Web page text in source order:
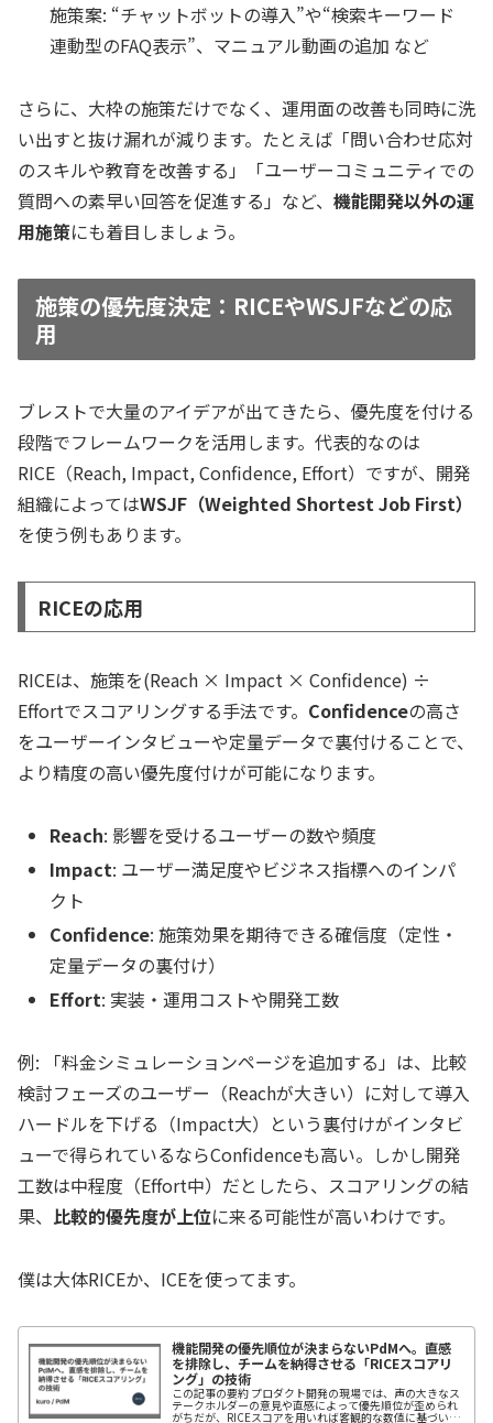
施策案: “チャットボットの導入”や“検索キーワード
連動型のFAQ表示”、マニュアル動画の追加 など
さらに、大枠の施策だけでなく、 運用面の改善も同時に洗
い出すと抜け漏れが減ります。たとえば「問い合わせ応対
のスキルや教育を改善する」「ユーザーコミュニティでの
質問への素早い回答を促進する」など、 機能開発以外の運
用施策にも着目しましょう。
施策の優先度決定：RICEやWSJFなどの応
用
ブレストで大量のアイデアが出てきたら、優先度を付ける
段階でフレームワークを活用します。代表的なのは
RICE（Reach, Impact, Confidence, Effort）ですが、開発
組織によってはWSJF（Weighted Shortest Job First）
を使う例もあります。
RICEの応用
RICEは、施策を(Reach × Impact × Confidence) ÷
Effortでスコアリングする手法です。 Confidenceの高さ
をユーザーインタビューや定量データで裏付けることで、
より精度の高い優先度付けが可能になります。
Reach: 影響を受けるユーザーの数や頻度
Impact: ユーザー満足度やビジネス指標へのインパ
クト
Confidence: 施策効果を期待できる確信度（定性・
定量データの裏付け）
Effort: 実装・運用コストや開発工数
例: 「料金シミュレーションページを追加する」は、比較
検討フェーズのユーザー（Reachが大きい）に対して導入
ハードルを下げる（Impact大）という裏付けがインタビ
ューで得られているならConfidenceも高い。しかし開発
工数は中程度（Effort中）だとしたら、スコアリングの結
果、 比較的優先度が上位に来る可能性が高いわけです。
僕は大体RICEか、ICEを使ってます。
機能開発の優先順位が決まらないPdMへ。直感
を排除し、チームを納得させる「RICEスコアリ
ング」の技術
この記事の要約 プロダクト開発の現場では、声の大きなス
テークホルダーの意見や直感によって優先順位が歪められ
がちだが、RICEスコアを用いれば客観的な数値に基づいた